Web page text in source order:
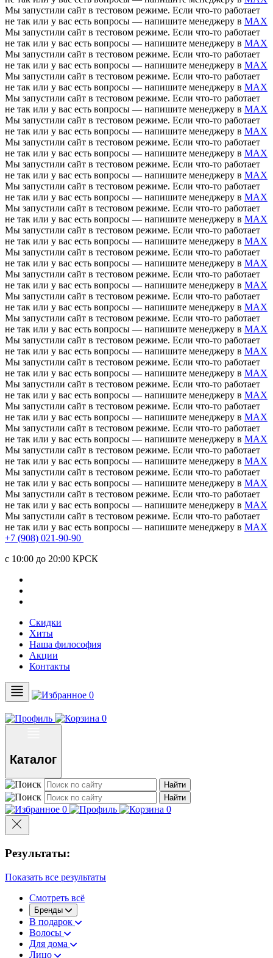
Мы запустили сайт в тестовом режиме. Если что-то работает
не так или у вас есть вопросы — напишите менеджеру в MAX
Мы запустили сайт в тестовом режиме. Если что-то работает
не так или у вас есть вопросы — напишите менеджеру в MAX
Мы запустили сайт в тестовом режиме. Если что-то работает
не так или у вас есть вопросы — напишите менеджеру в MAX
Мы запустили сайт в тестовом режиме. Если что-то работает
не так или у вас есть вопросы — напишите менеджеру в MAX
Мы запустили сайт в тестовом режиме. Если что-то работает
не так или у вас есть вопросы — напишите менеджеру в MAX
Мы запустили сайт в тестовом режиме. Если что-то работает
не так или у вас есть вопросы — напишите менеджеру в MAX
Мы запустили сайт в тестовом режиме. Если что-то работает
не так или у вас есть вопросы — напишите менеджеру в MAX
Мы запустили сайт в тестовом режиме. Если что-то работает
не так или у вас есть вопросы — напишите менеджеру в MAX
Мы запустили сайт в тестовом режиме. Если что-то работает
не так или у вас есть вопросы — напишите менеджеру в MAX
Мы запустили сайт в тестовом режиме. Если что-то работает
не так или у вас есть вопросы — напишите менеджеру в MAX
Мы запустили сайт в тестовом режиме. Если что-то работает
не так или у вас есть вопросы — напишите менеджеру в MAX
Мы запустили сайт в тестовом режиме. Если что-то работает
не так или у вас есть вопросы — напишите менеджеру в MAX
Мы запустили сайт в тестовом режиме. Если что-то работает
не так или у вас есть вопросы — напишите менеджеру в MAX
Мы запустили сайт в тестовом режиме. Если что-то работает
не так или у вас есть вопросы — напишите менеджеру в MAX
Мы запустили сайт в тестовом режиме. Если что-то работает
не так или у вас есть вопросы — напишите менеджеру в MAX
Мы запустили сайт в тестовом режиме. Если что-то работает
не так или у вас есть вопросы — напишите менеджеру в MAX
Мы запустили сайт в тестовом режиме. Если что-то работает
не так или у вас есть вопросы — напишите менеджеру в MAX
Мы запустили сайт в тестовом режиме. Если что-то работает
не так или у вас есть вопросы — напишите менеджеру в MAX
Мы запустили сайт в тестовом режиме. Если что-то работает
не так или у вас есть вопросы — напишите менеджеру в MAX
Мы запустили сайт в тестовом режиме. Если что-то работает
не так или у вас есть вопросы — напишите менеджеру в MAX
Мы запустили сайт в тестовом режиме. Если что-то работает
не так или у вас есть вопросы — напишите менеджеру в MAX
Мы запустили сайт в тестовом режиме. Если что-то работает
не так или у вас есть вопросы — напишите менеджеру в MAX
Мы запустили сайт в тестовом режиме. Если что-то работает
не так или у вас есть вопросы — напишите менеджеру в MAX
Мы запустили сайт в тестовом режиме. Если что-то работает
не так или у вас есть вопросы — напишите менеджеру в MAX
+7 (908) 021-90-90
c 10:00 до 20:00 КРСК
Скидки
Хиты
Наша философия
Акции
Контакты
0
0
Каталог
Найти
Найти
0 0
Результаты:
Показать все результаты
Смотреть всё
Бренды
В подарок
Волосы
Для дома
Лицо